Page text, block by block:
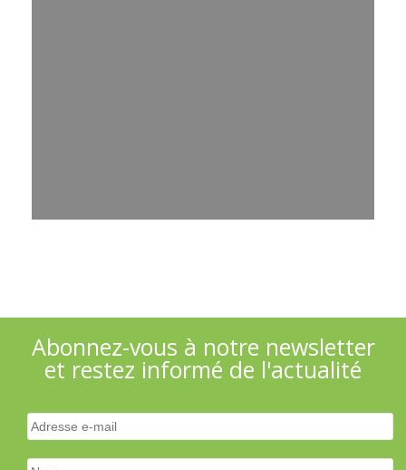
Abonnez-vous à notre newsletter
et restez informé de l'actualité